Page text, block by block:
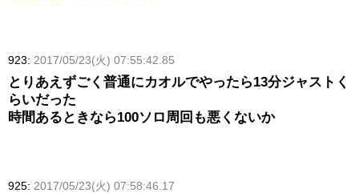
923: 2017/05/23(火) 07:55:42.85
とりあえずごく普通にカオルでやったら13分ジャストく
らいだった
時間あるときなら100ソロ周回も悪くないか
925: 2017/05/23(火) 07:58:46.17